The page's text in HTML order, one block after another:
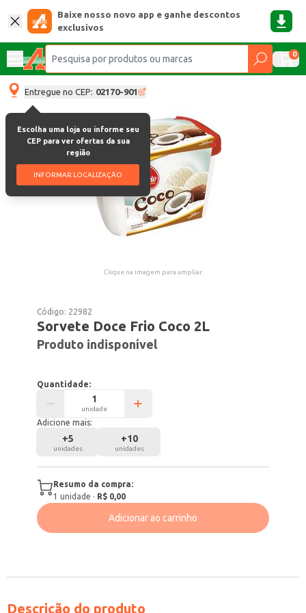
Baixe nosso novo app e ganhe descontos
exclusivos
0
Entregue no CEP: 02170-901
Escolha uma loja ou informe seu
CEP para ver ofertas da sua
região
INFORMAR LOCALIZAÇÃO
Clique na imagem para ampliar.
Código: 22982
Sorvete Doce Frio Coco 2L
Produto indisponível
Quantidade:
unidade
Adicione mais:
+5
unidades
+10
unidades
Resumo da compra:
1 unidade · R$ 0,00
Adicionar ao carrinho
Descrição do produto